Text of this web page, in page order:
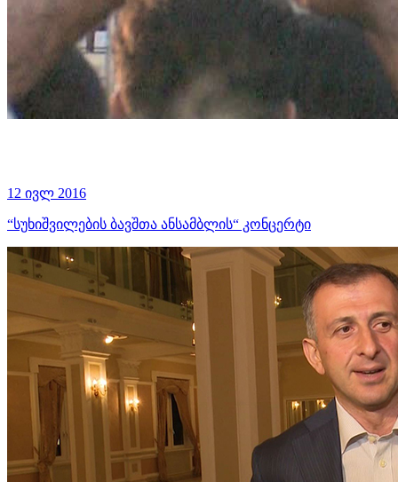
12 ივლ 2016
“სუხიშვილების ბავშთა ანსამბლის“ კონცერტი